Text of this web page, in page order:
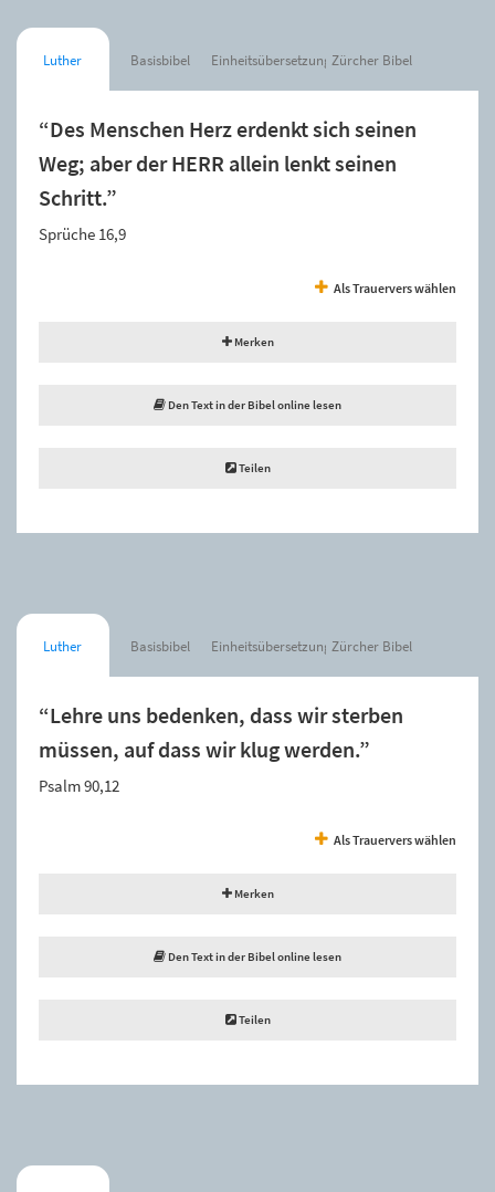
Luther Basisbibel Einheitsübersetzung Zürcher Bibel
“Des Menschen Herz erdenkt sich seinen
Weg; aber der HERR allein lenkt seinen
Schritt.”
Sprüche 16,9
Als Trauervers wählen
Merken
Den Text in der Bibel online lesen
Teilen
Luther Basisbibel Einheitsübersetzung Zürcher Bibel
“Lehre uns bedenken, dass wir sterben
müssen, auf dass wir klug werden.”
Psalm 90,12
Als Trauervers wählen
Merken
Den Text in der Bibel online lesen
Teilen